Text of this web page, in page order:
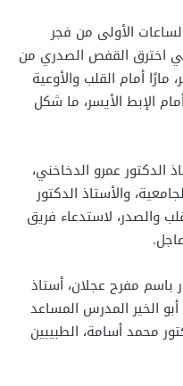
الأولى من فجر
اخترق القفص الصدري من
مارًا أمام القلب والأوعية
الإبط الأيسر، ما شكل
الدكتور عمرو الدخاخني،
والأستاذ الدكتور
والصدر، لاستدعاء فريق
باسم مفرح عجلان، أستاذ
الخير المدرس المساعد
محمد أسامة، الطبيبين